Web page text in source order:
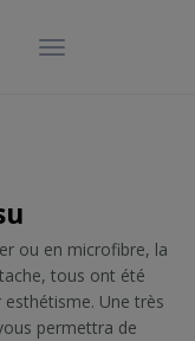
ou en microfibre, la
tous ont été
Une très
permettra de